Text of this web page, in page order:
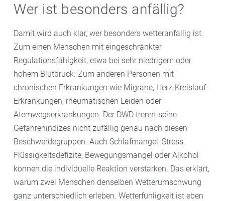
Wer ist besonders anfällig?
Damit wird auch klar, wer besonders wetteranfällig ist.
Zum einen Menschen mit eingeschränkter
Regulationsfähigkeit, etwa bei sehr niedrigem oder
hohem Blutdruck. Zum anderen Personen mit
chronischen Erkrankungen wie Migräne, Herz-Kreislauf-
Erkrankungen, rheumatischen Leiden oder
Atemwegserkrankungen. Der DWD trennt seine
Gefahrenindizes nicht zufällig genau nach diesen
Beschwerdegruppen. Auch Schlafmangel, Stress,
Flüssigkeitsdefizite, Bewegungsmangel oder Alkohol
können die individuelle Reaktion verstärken. Das erklärt,
warum zwei Menschen denselben Wetterumschwung
ganz unterschiedlich erleben. Wetterfühligkeit ist eben